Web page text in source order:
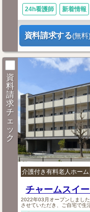
24h看護師 新着情報
資料請求する(無料)
資
料
請
求
チ
ェ
ッ
ク
介護付き有料老人ホーム
チャームスイ
2022年03月オープンしまし
させていただき、ご自宅で生